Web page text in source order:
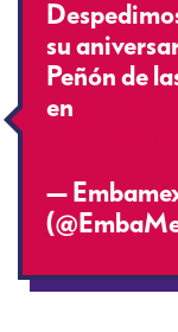
su
Peñón de
en
—